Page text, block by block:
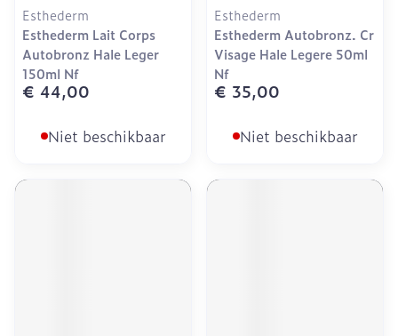
Esthederm
Esthederm Lait Corps
Autobronz Hale Leger
150ml Nf
€ 44,00
Niet beschikbaar
Esthederm
Esthederm Autobronz. Cr
Visage Hale Legere 50ml
Nf
€ 35,00
Niet beschikbaar